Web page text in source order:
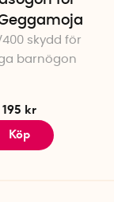
skydd för
barnögon
195 kr
Köp